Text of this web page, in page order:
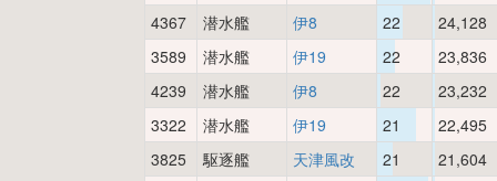
4367
潜水艦 伊8 22
24,128
3589
潜水艦 伊19 22
23,836
4239
潜水艦 伊8 22
23,232
3322
潜水艦 伊19 21
22,495
3825
駆逐艦 天津風改 21
21,604